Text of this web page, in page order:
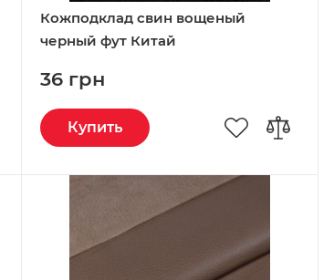
Кожподклад свин вощеный
черный фут Китай
36 грн
Купить